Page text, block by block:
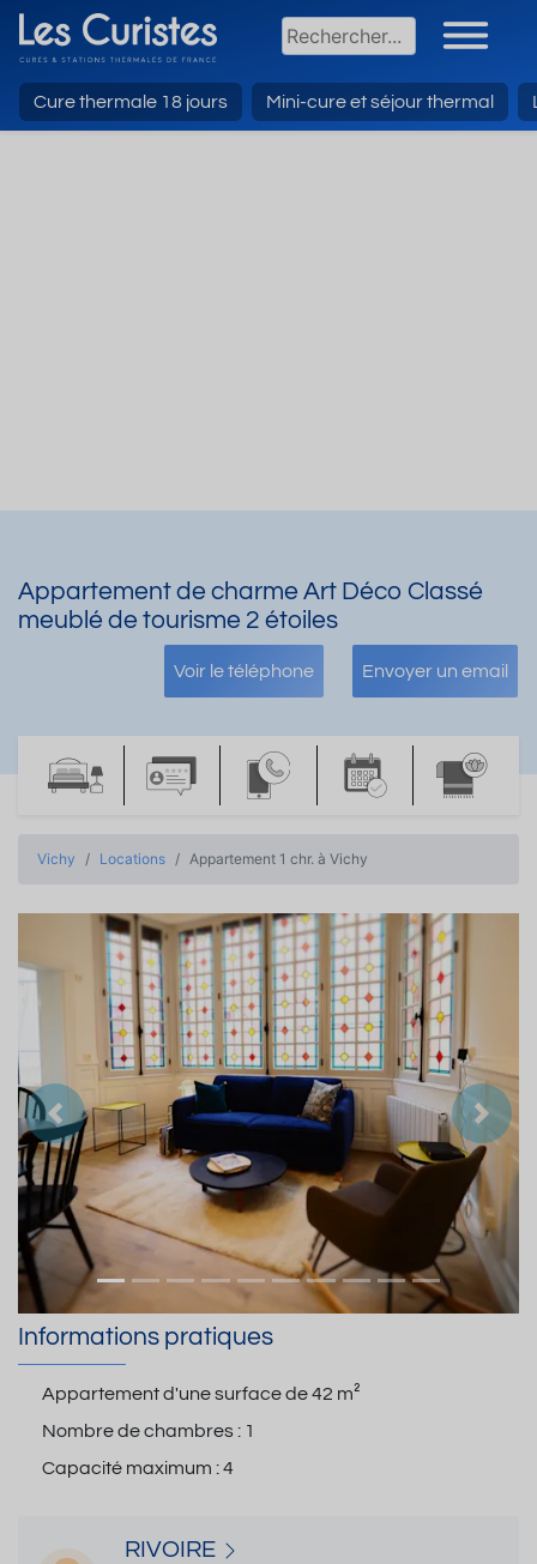
Cure thermale 18 jours Mini-cure et séjour thermal
Appartement de charme Art Déco Classé
meublé de tourisme 2 étoiles
Voir le téléphone Envoyer un email
Vichy Locations Appartement 1 chr. à Vichy
Précedent
Informations pratiques
Appartement d'une surface de42 m²
Nombre de chambres : 1
Capacité maximum :4
RIVOIRE